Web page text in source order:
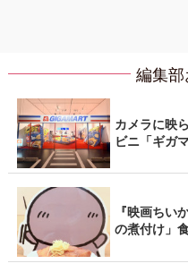
編集部
カメラに映
ビニ「ギガ
『映画ち
の煮付け」